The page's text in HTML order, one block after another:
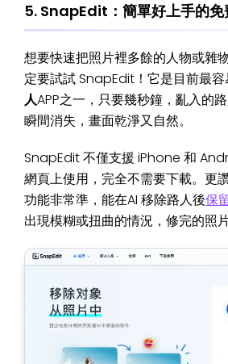
5. SnapEdit：簡單好上手的免
想要快速把照片裡多餘的人物或雜
定要試試 SnapEdit！它是目前最容
人APP之一，只要幾秒鐘，亂入的
瞬間消失，畫面乾淨又自然。
SnapEdit 不僅支援 iPhone 和
網頁上使用，完全不需要下載。更
功能非常準，能在AI 移除路人後保
出現模糊或扭曲的情況，修完的照